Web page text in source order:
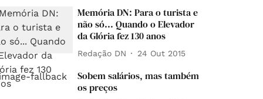
Memória DN: Para o turista e
não só... Quando o Elevador
da Glória fez 130 anos
Redação DN 24 Out 2015
Sobem salários, mas também
os preços